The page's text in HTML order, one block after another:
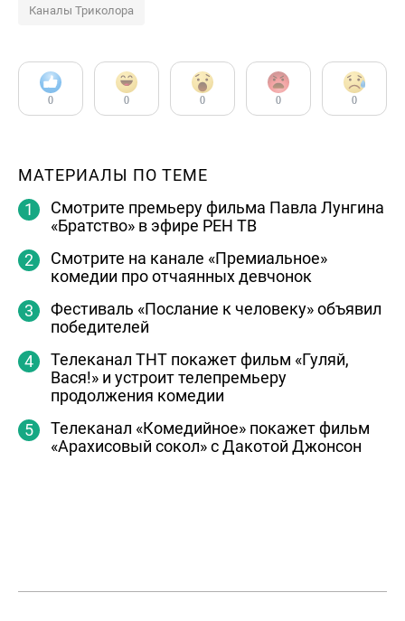
Каналы Триколора
0 0 0 0 0
МАТЕРИАЛЫ ПО ТЕМЕ
Смотрите премьеру фильма Павла Лунгина
«Братство» в эфире РЕН ТВ
Смотрите на канале «Премиальное»
комедии про отчаянных девчонок
Фестиваль «Послание к человеку» объявил
победителей
Телеканал ТНТ покажет фильм «Гуляй,
Вася!» и устроит телепремьеру
продолжения комедии
Телеканал «Комедийное» покажет фильм
«Арахисовый сокол» с Дакотой Джонсон